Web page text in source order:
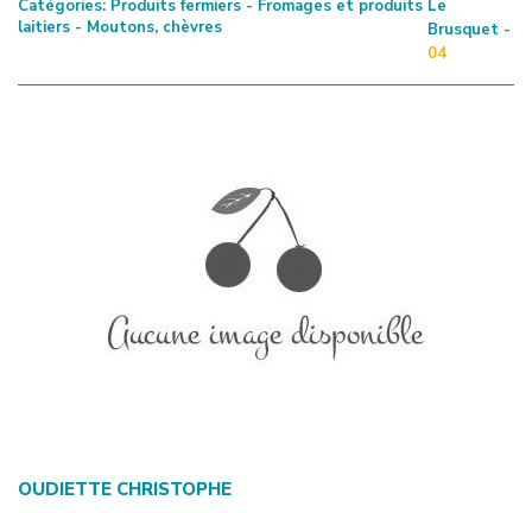
Catégories: Produits fermiers - Fromages et produits
laitiers - Moutons, chèvres
Le
Brusquet -
04
OUDIETTE CHRISTOPHE